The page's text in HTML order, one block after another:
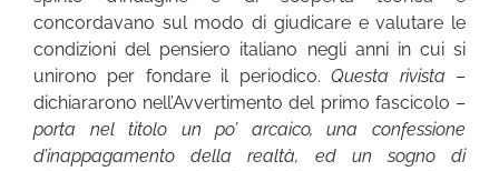
concordavano sul modo di giudicare e valutare le
condizioni del pensiero italiano negli anni in cui si
unirono per fondare il periodico.Questa rivista –
dichiararono nell’Avvertimento del primo fascicolo –
porta nel titolo un po’ arcaico, una confessione
d’inappagamento della realtà, ed un sogno di